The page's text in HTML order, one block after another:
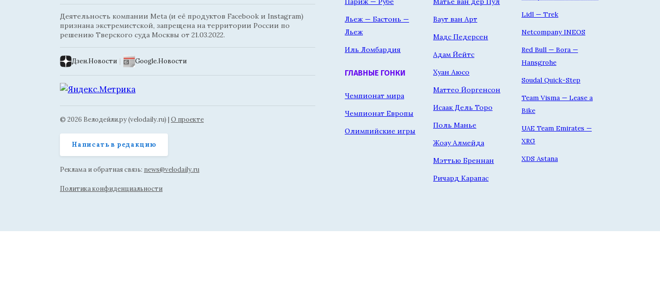
Деятельность компании Meta (и её продуктов Facebook и Instagram)
признана экстремистской, запрещена на территории России по
решению Тверского суда Москвы от 21.03.2022.
Дзен.Новости | Google.Новости
© 2026 Велодейли.ру (velodaily.ru) | О проекте
Написать в редакцию
Реклама и обратная связь: news@velodaily.ru
Политика конфиденциальности
Льеж — Бастонь —
Льеж
Иль Ломбардия
ГЛАВНЫЕ ГОНКИ
Чемпионат мира
Чемпионат Европы
Олимпийские игры
Ваут ван Арт
Мадс Педерсен
Адам Йейтс
Хуан Аюсо
Маттео Йоргенсон
Исаак Дель Торо
Поль Манье
Жоау Алмейда
Мэттью Бреннан
Ричард Карапас
Lidl — Trek
Netcompany INEOS
Red Bull — Bora —
Hansgrohe
Soudal Quick-Step
Team Visma — Lease a
Bike
UAE Team Emirates —
XRG
XDS Astana